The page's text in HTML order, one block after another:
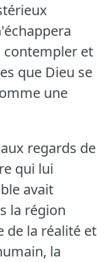
contempler et
que Dieu se
une
regards de
qui lui
avait
la région
de la réalité et
la